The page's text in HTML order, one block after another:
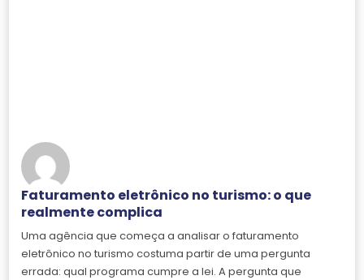
Faturamento eletrônico no turismo: o que
realmente complica
Uma agência que começa a analisar o faturamento
eletrônico no turismo costuma partir de uma pergunta
errada: qual programa cumpre a lei. A pergunta que